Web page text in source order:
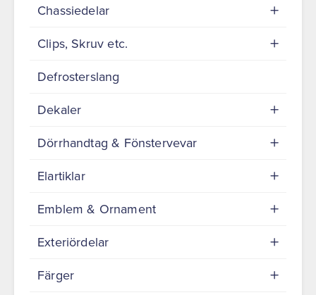
Chassiedelar
Clips, Skruv etc.
Defrosterslang
Dekaler
Dörrhandtag & Fönstervevar
Elartiklar
Emblem & Ornament
Exteriördelar
Färger